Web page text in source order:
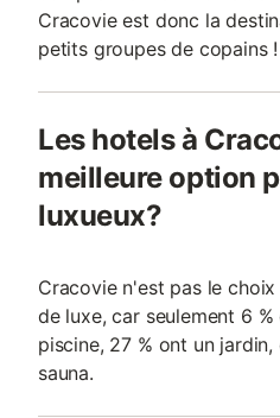
Cracovie est donc la
petits groupes de copains !
Les hotels à
meilleure option
luxueux?
Cracovie n'est pas le
de luxe, car seulement 6
piscine, 27 % ont un
sauna.